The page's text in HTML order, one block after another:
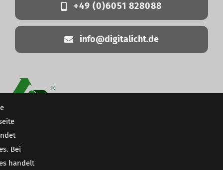
+49 (0)6051 828088
info@digitalicht.de
www.zirkuled.de
Bei
handelt